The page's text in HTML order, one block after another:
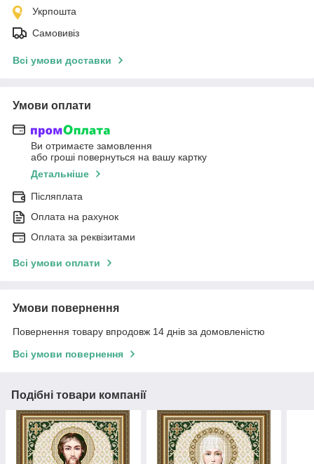
Укрпошта
Самовивіз
Всі умови доставки
Умови оплати
Ви отримаєте замовлення
або гроші повернуться на вашу картку
Детальніше
Післяплата
Оплата на рахунок
Оплата за реквізитами
Всі умови оплати
Умови повернення
Повернення товару впродовж 14 днів за домовленістю
Всі умови повернення
Подібні товари компанії